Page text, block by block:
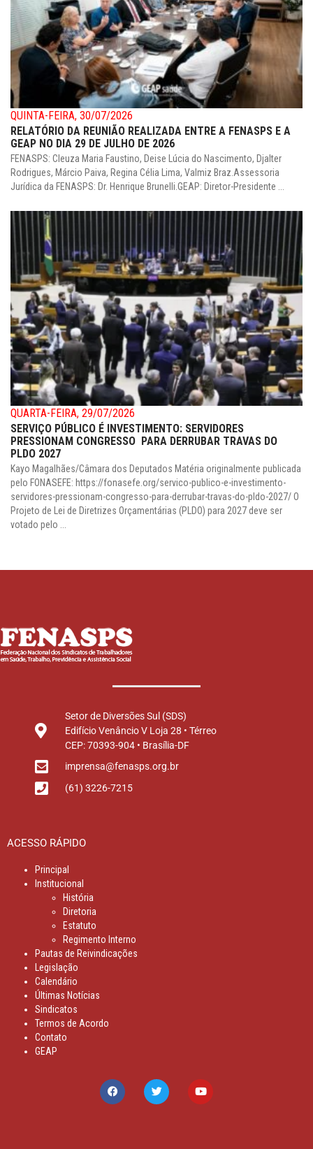
QUINTA-FEIRA, 30/07/2026
RELATÓRIO DA REUNIÃO REALIZADA ENTRE A FENASPS E A
GEAP NO DIA 29 DE JULHO DE 2026
FENASPS: Cleuza Maria Faustino, Deise Lúcia do Nascimento, Djalter
Rodrigues, Márcio Paiva, Regina Célia Lima, Valmiz Braz.Assessoria
Jurídica da FENASPS: Dr. Henrique Brunelli.GEAP: Diretor-Presidente ...
QUARTA-FEIRA, 29/07/2026
SERVIÇO PÚBLICO É INVESTIMENTO: SERVIDORES
PRESSIONAM CONGRESSO PARA DERRUBAR TRAVAS DO
PLDO 2027
Kayo Magalhães/Câmara dos Deputados Matéria originalmente publicada
pelo FONASEFE: https://fonasefe.org/servico-publico-e-investimento-
servidores-pressionam-congresso-para-derrubar-travas-do-pldo-2027/ O
Projeto de Lei de Diretrizes Orçamentárias (PLDO) para 2027 deve ser
votado pelo ...
Setor de Diversões Sul (SDS)
Edifício Venâncio V Loja 28 • Térreo
CEP: 70393-904 • Brasília-DF
imprensa@fenasps.org.br
(61) 3226-7215
ACESSO RÁPIDO
Principal
Institucional
História
Diretoria
Estatuto
Regimento Interno
Pautas de Reivindicações
Legislação
Calendário
Últimas Notícias
Sindicatos
Termos de Acordo
Contato
GEAP